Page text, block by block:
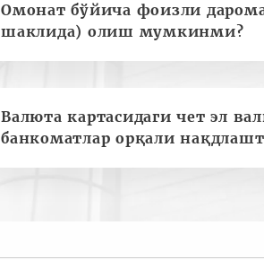
Омонат бўйича фоизли
шаклида) олиш мумкинми?
Валюта картасидаги чет эл
банкоматлар орқали